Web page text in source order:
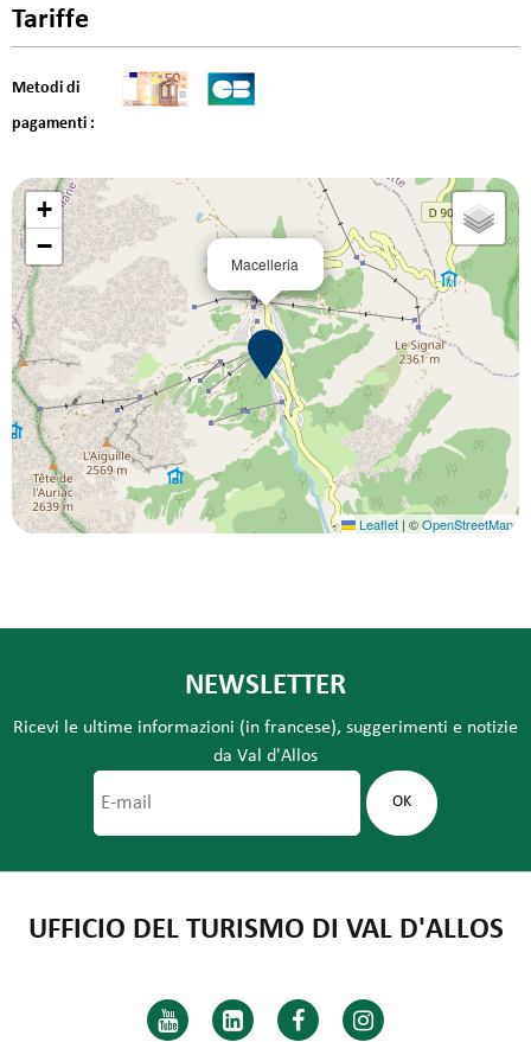
Tariffe
Metodi di
pagamenti :
Macelleria
+
−
Leaflet | ©OpenStreetMap
NEWSLETTER
Ricevi le ultime informazioni (in francese), suggerimenti e notizie
da Val d'Allos
UFFICIO DEL TURISMO DI VAL D'ALLOS